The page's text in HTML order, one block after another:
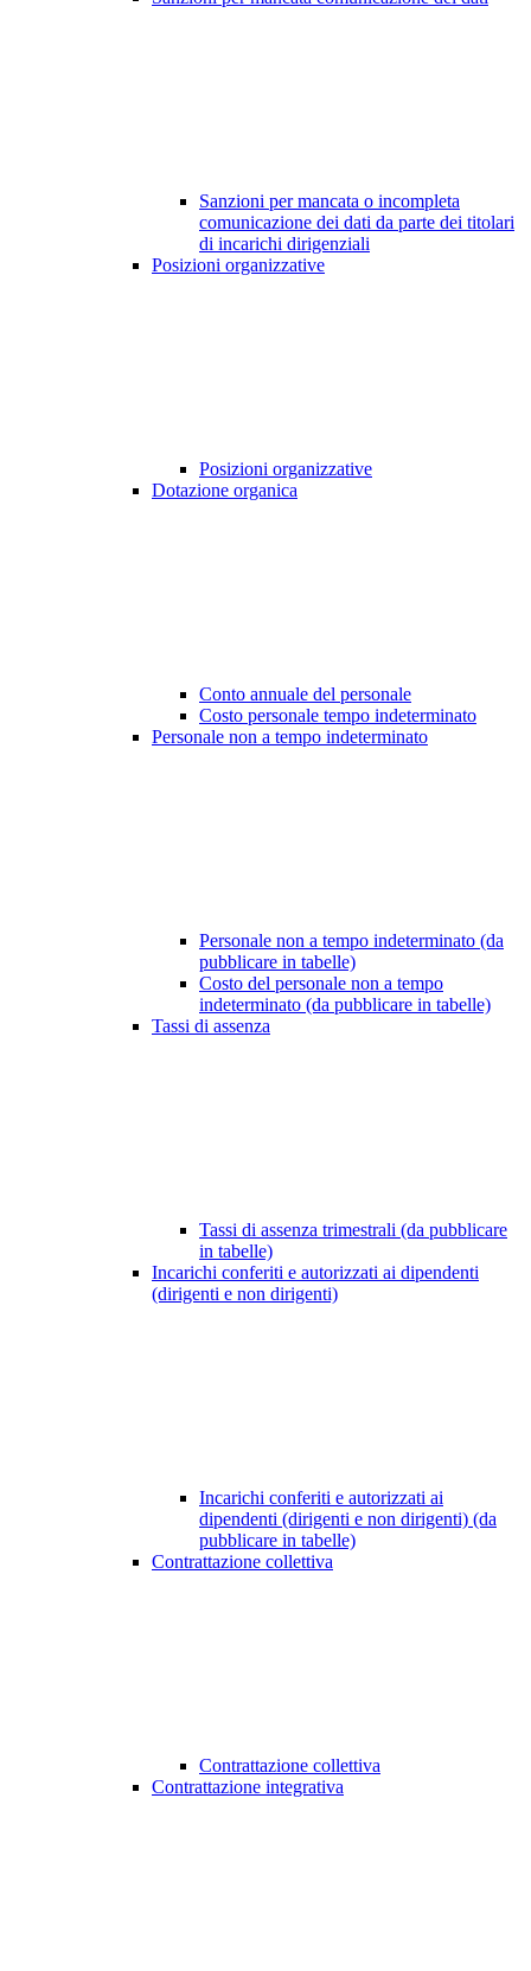
Sanzioni per mancata o incompleta
comunicazione dei dati da parte dei titolari
di incarichi dirigenziali
Posizioni organizzative
Posizioni organizzative
Dotazione organica
Conto annuale del personale
Costo personale tempo indeterminato
Personale non a tempo indeterminato
Personale non a tempo indeterminato (da
pubblicare in tabelle)
Costo del personale non a tempo
indeterminato (da pubblicare in tabelle)
Tassi di assenza
Tassi di assenza trimestrali (da pubblicare
in tabelle)
Incarichi conferiti e autorizzati ai dipendenti
(dirigenti e non dirigenti)
Incarichi conferiti e autorizzati ai
dipendenti (dirigenti e non dirigenti) (da
pubblicare in tabelle)
Contrattazione collettiva
Contrattazione collettiva
Contrattazione integrativa